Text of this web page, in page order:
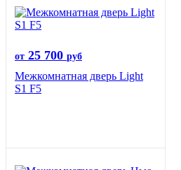
от 25 700 руб
Межкомнатная дверь Light
S1 F5